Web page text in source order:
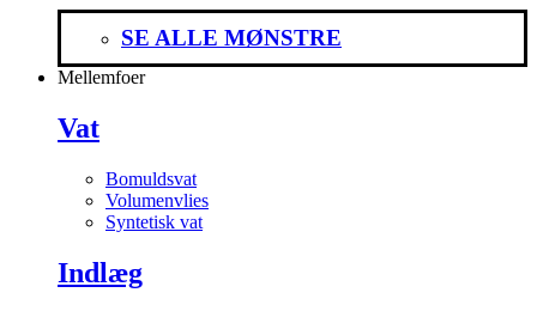
SE ALLE MØNSTRE
Mellemfoer
Vat
Bomuldsvat
Volumenvlies
Syntetisk vat
Indlæg